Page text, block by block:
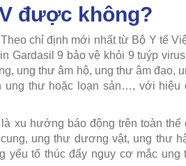
được không?
Theo chỉ định mới nhất từ Bộ Y tế
Gardasil 9 bảo vệ khỏi 9 tuýp
ung thư âm hộ, ung thư âm đạo,
ung thư hoặc loạn sản…, với hiệu
xu hướng báo động trên toàn
ung thư dương vật, ung thư
yếu tố thúc đẩy nguy cơ mắc